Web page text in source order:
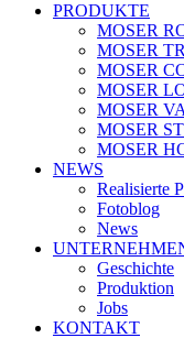
PRODUKTE
MOSER
MOSER
MOSER
MOSER
MOSER
MOSER
MOSER
NEWS
Realisierte
Fotoblog
News
Geschichte
Produktion
Jobs
KONTAKT